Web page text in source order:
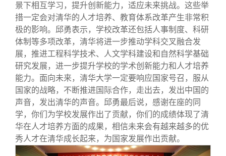
景下相互学习，提升创新能力，适应未来挑战。这些举
措一定会对清华的人才培养、教育体系改革产生非常积
极的影响。邱勇表示，学校改革还包括人事制度、科研
体制等多项改革，清华将进一步推动学科交叉融合发
展，推进工程科学技术、人文学科建设和自然科学基础
研究发展，进一步提升学校的学术创新能力和人才培养
能力。面向未来，清华大学一定要响应国家号召，服从
国家的战略，不断推进国际合作，走出去，发出中国的
声音，发出清华的声音。邱勇最后说，感谢在座的同
学，你们为学校发展作出了贡献，你们的成绩体现了清
华在人才培养方面的成果，相信未来会有越来越多的优
秀人才在清华成长起来，为国家发展作出贡献。